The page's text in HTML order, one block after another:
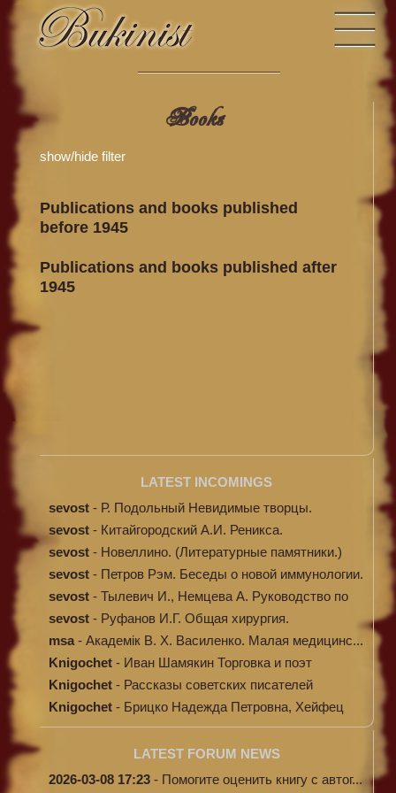
Books
show/hide filter
Publications and books published
before 1945
Publications and books published after
1945
LATEST INCOMINGS
sevost - Р. Подольный Невидимые творцы.
sevost - Китайгородский А.И. Реникса.
sevost - Новеллино. (Литературные памятники.)
sevost - Петров Рэм. Беседы о новой иммунологии.
sevost - Тылевич И., Немцева А. Руководство по
ме...
sevost - Руфанов И.Г. Общая хирургия.
msa - Академік В. Х. Василенко. Малая медицинс...
Knigochet - Иван Шамякин Торговка и поэт
Knigochet - Рассказы советских писателей
Knigochet - Брицко Надежда Петровна, Хейфец
Аркадий ...
LATEST FORUM NEWS
2026-03-08 17:23 - Помогите оценить книгу с автог...